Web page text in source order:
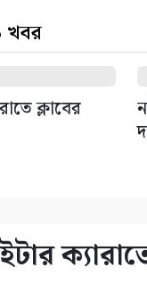
খবর
ক্লাবের